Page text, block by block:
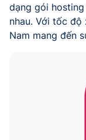
dạng gói
nhau. Với tốc độ
Nam mang đến